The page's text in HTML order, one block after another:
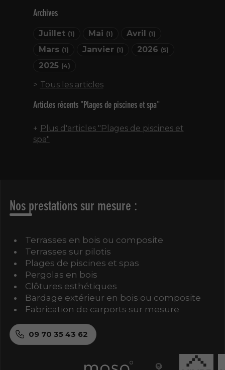
Archives
Juillet (1) Mai (1) Avril (1)
Mars (1) Janvier (1) 2026 (5)
2025 (4)
Tous les articles
Articles récents "Plages de piscines et spa"
Plus d'articles "Plages de piscines et
spa"
Nos prestations sur mesure :
Terrasses en bois ou composite
Terrasses sur pilotis
Plages de piscines et spas
Pergolas en bois
Clôtures esthétiques
Bardage extérieur en bois ou composite
Fabrication de carports sur mesure
09 70 35 43 62